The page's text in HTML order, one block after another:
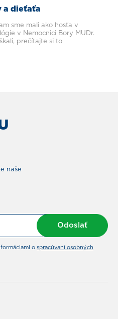
a dieťaťa
sme mali ako hosťa v
v Nemocnici Bory MUDr.
prečítajte si to
naše
Odoslať
o spracúvaní osobných